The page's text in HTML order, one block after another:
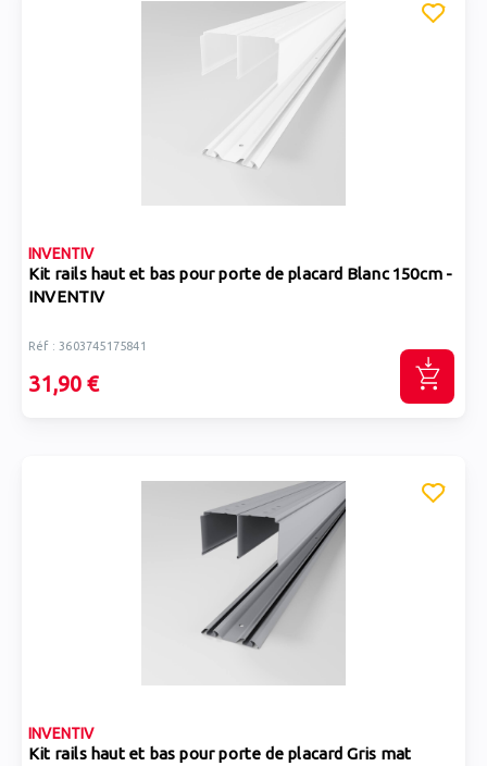
INVENTIV
Kit rails haut et bas pour porte de placard Blanc 150cm -
INVENTIV
Réf : 3603745175841
31,90 €
INVENTIV
Kit rails haut et bas pour porte de placard Gris mat